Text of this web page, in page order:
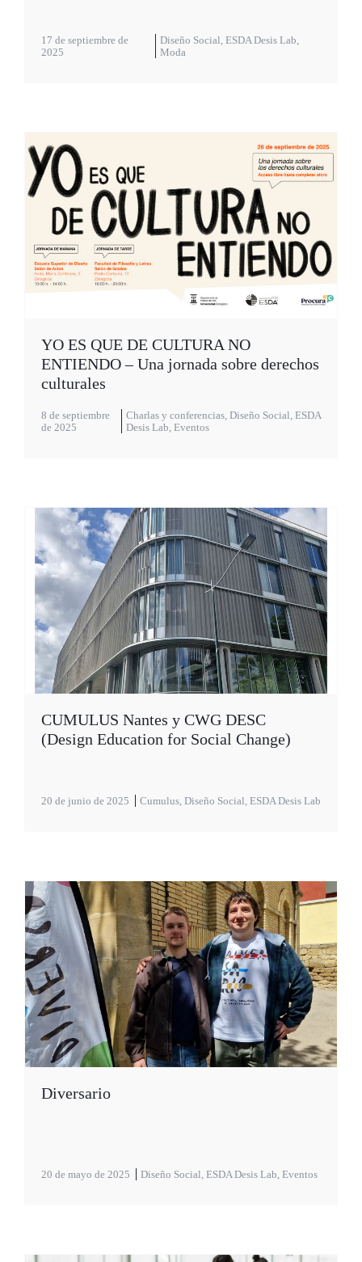
17 de septiembre de
2025
Diseño Social, ESDA Desis Lab,
Moda
YO ES QUE DE CULTURA NO
ENTIENDO – Una jornada sobre derechos
culturales
8 de septiembre
de 2025
Charlas y conferencias, Diseño Social, ESDA
Desis Lab, Eventos
CUMULUS Nantes y CWG DESC
(Design Education for Social Change)
20 de junio de 2025 Cumulus, Diseño Social, ESDA Desis Lab
Diversario
20 de mayo de 2025 Diseño Social, ESDA Desis Lab, Eventos